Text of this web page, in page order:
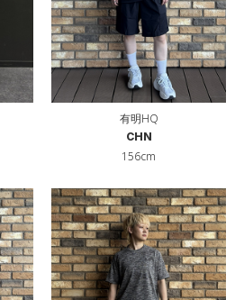
有明HQ
CHN
156cm